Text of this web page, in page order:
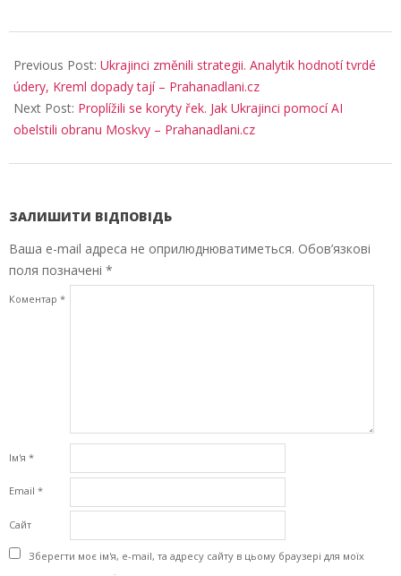
05-
20
Previous Post: Ukrajinci změnili strategii. Analytik hodnotí tvrdé
údery, Kreml dopady tají – Prahanadlani.cz
Next Post: Proplížili se koryty řek. Jak Ukrajinci pomocí AI
obelstili obranu Moskvy – Prahanadlani.cz
ЗАЛИШИТИ ВІДПОВІДЬ
Ваша e-mail адреса не оприлюднюватиметься. Обов’язкові
поля позначені *
Коментар *
Ім'я *
Email *
Сайт
Зберегти моє ім'я, e-mail, та адресу сайту в цьому браузері для моїх